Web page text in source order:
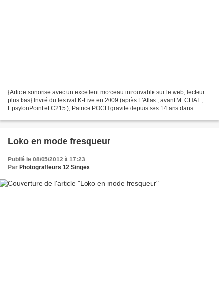
{Article sonorisé avec un excellent morceau introuvable sur le web, lecteur
plus bas} Invité du festival K-Live en 2009 (après L'Atlas , avant M. CHAT ,
EpsylonPoint et C215 ), Patrice POCH gravite depuis ses 14 ans dans
Loko en mode fresqueur
Publié le 08/05/2012 à 17:23
Par Photograffeurs 12 Singes